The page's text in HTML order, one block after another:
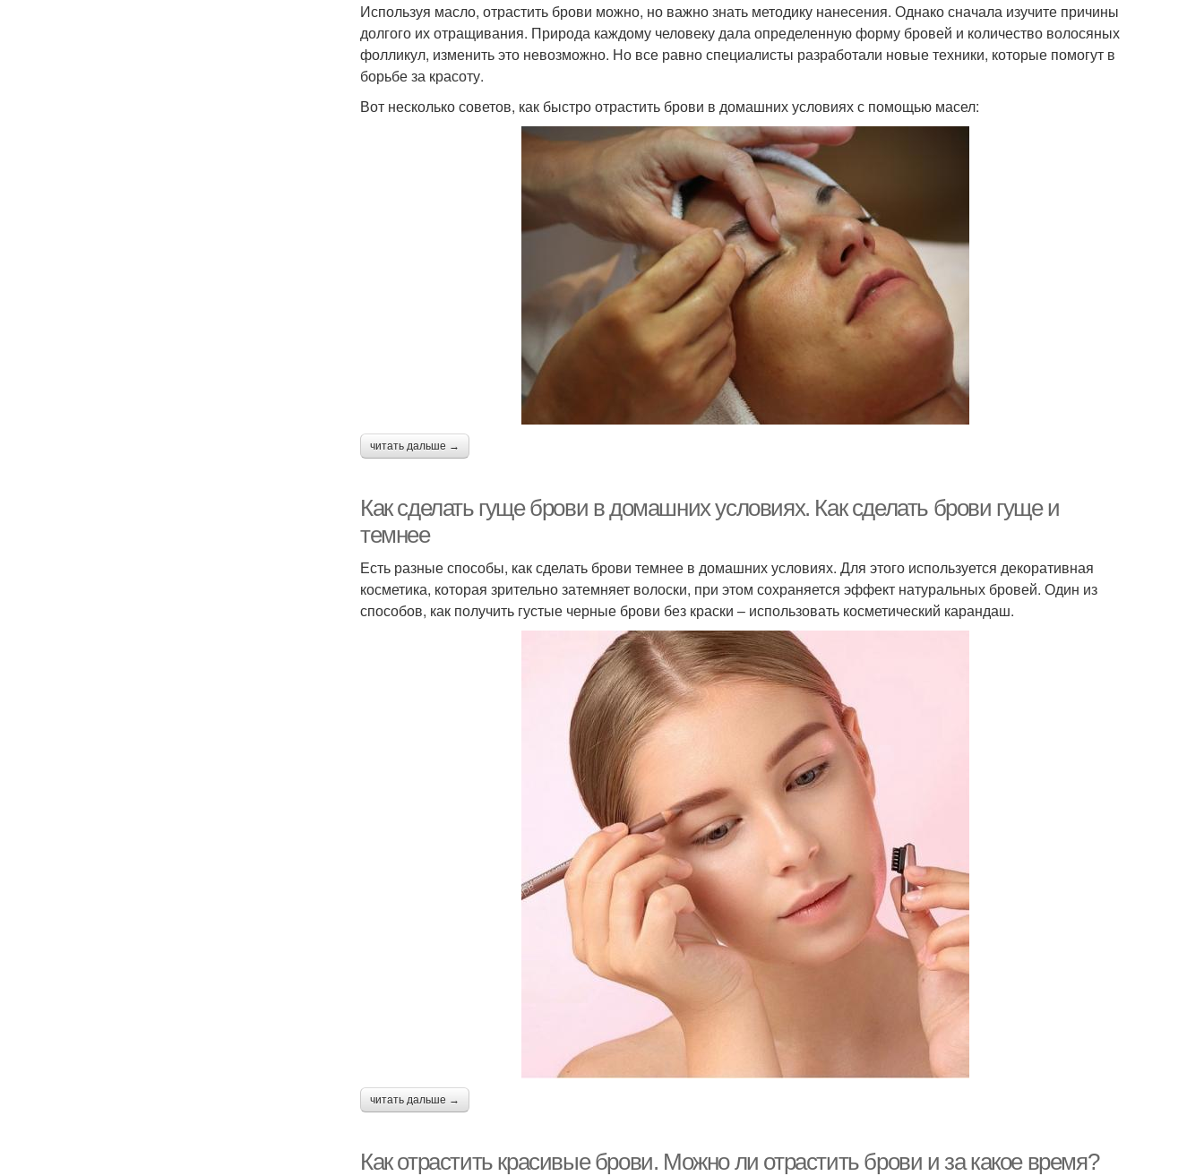
Используя масло, отрастить брови можно, но важно знать методику нанесения. Однако сначала изучите причины
долгого их отращивания. Природа каждому человеку дала определенную форму бровей и количество волосяных
фолликул, изменить это невозможно. Но все равно специалисты разработали новые техники, которые помогут в
борьбе за красоту.
Вот несколько советов, как быстро отрастить брови в домашних условиях с помощью масел:
читать дальше →
Как сделать гуще брови в домашних условиях. Как сделать брови гуще и
темнее
Есть разные способы, как сделать брови темнее в домашних условиях. Для этого используется декоративная
косметика, которая зрительно затемняет волоски, при этом сохраняется эффект натуральных бровей. Один из
способов, как получить густые черные брови без краски – использовать косметический карандаш.
читать дальше →
Как отрастить красивые брови. Можно ли отрастить брови и за какое время?